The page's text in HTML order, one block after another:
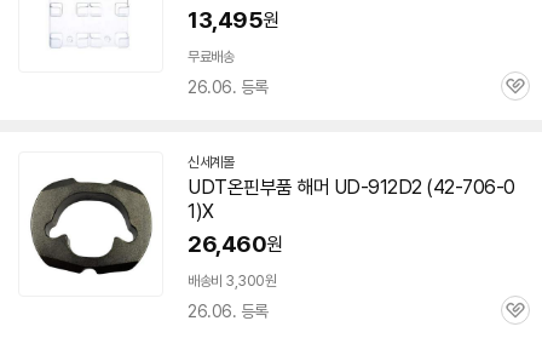
13,495원
무료배송
26.06. 등록
관
신세계몰
UDT온핀부품 해머 UD-912D2 (42-706-0
1)X
26,460원
배송비 3,300원
26.06. 등록
관